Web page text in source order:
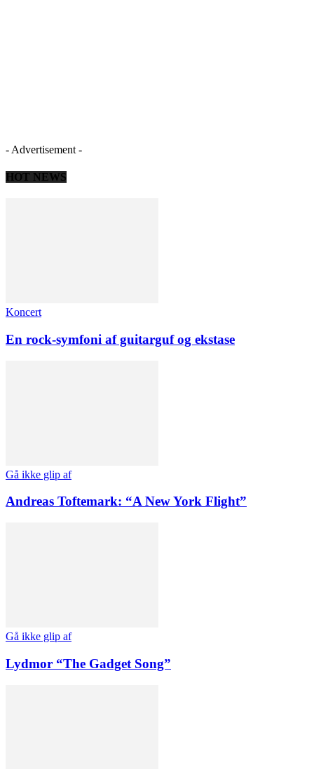
- Advertisement -
HOT NEWS
Koncert
En rock-symfoni af guitarguf og ekstase
Gå ikke glip af
Andreas Toftemark: “A New York Flight”
Gå ikke glip af
Lydmor “The Gadget Song”